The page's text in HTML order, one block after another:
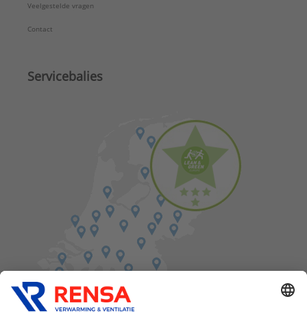
Veelgestelde vragen
Contact
Servicebalies